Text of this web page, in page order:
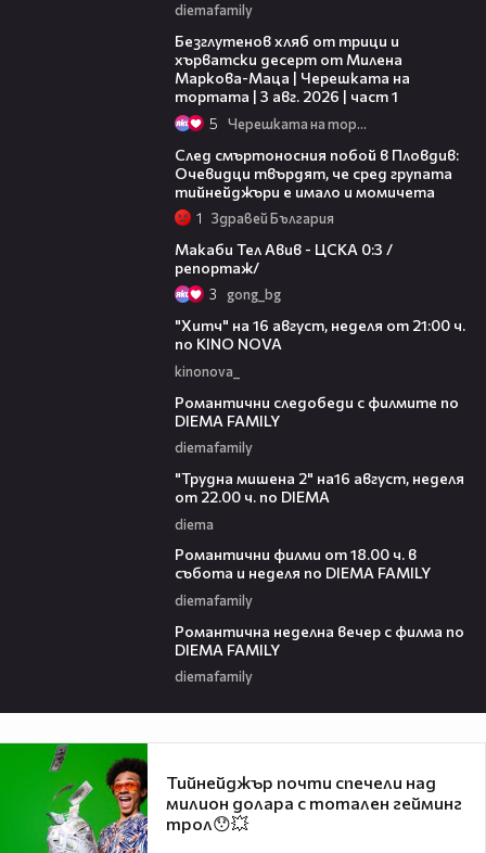
diemafamily
Безглутенов хляб от трици и
хърватски десерт от Милена
Маркова-Маца | Черешката на
тортата | 3 авг. 2026 | част 1
5 Черешката на тортата
След смъртоносния побой в Пловдив:
Очевидци твърдят, че сред групата
тийнейджъри е имало и момичета
1 Здравей България
Макаби Тел Авив - ЦСКА 0:3 /
репортаж/
3 gong_bg
"Хитч" на 16 август, неделя от 21:00 ч.
по KINO NOVA
kinonova_
Романтични следобеди с филмите по
DIEMA FAMILY
diemafamily
"Трудна мишена 2" на16 август, неделя
от 22.00 ч. по DIEMA
diema
Романтични филми от 18.00 ч. в
събота и неделя по DIEMA FAMILY
diemafamily
Романтичнa неделна вечер с филма по
DIEMA FAMILY
diemafamily
Тийнейджър почти спечели над
милион долара с тотален гейминг
трол😯💥